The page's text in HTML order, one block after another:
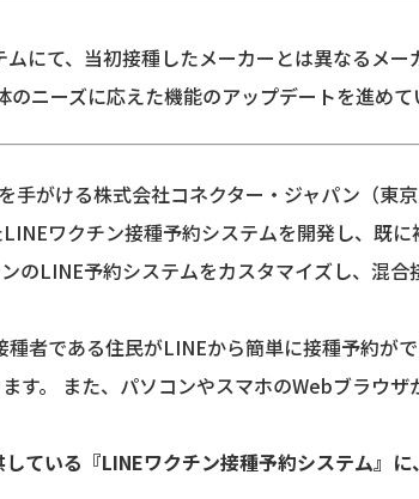
にて、当初接種したメーカーとは異なるメ
ニーズに応えた機能のアップデートを進めて
がける株式会社コネクター・ジャパン（東
ワクチン接種予約システムを開発し、既
のLINE予約システムをカスタマイズし、混
者である住民がLINEから簡単に接種予約が
す。 また、パソコンやスマホのWebブラウ
ている『LINEワクチン接種予約システム』